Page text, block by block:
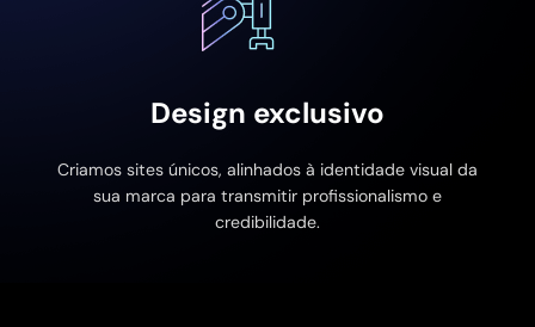
Design exclusivo
Criamos sites únicos, alinhados à identidade visual da
sua marca para transmitir profissionalismo e
credibilidade.